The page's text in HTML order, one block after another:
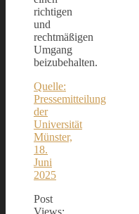
richtigen
und
rechtmäßigen
Umgang
beizubehalten.
Quelle:
Pressemitteilung
der
Universität
Münster,
18.
Juni
2025
Post
Views: